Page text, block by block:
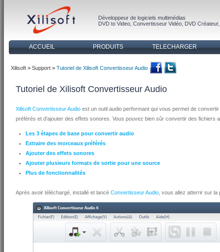
Développeur de logiciels multimédias
DVD to Video Convertisseur Vidéo DVD Créateur
ACCUEIL PRODUITS TELECHARGER
Xilisoft > Support > Tutoriel de Xilisoft Convertisseur Audio
Tutoriel de Xilisoft Convertisseur Audio
Xilisoft Convertisseur Audio est un outil audio performant qui vous permet de
préférés et d'ajouter des effets sonores. Vous pouvez bien sûr convertir des fichiers
Les 3 étapes de base pour convertir audio
Extraire des morceaux préférés
Ajouter des effets sonores
Ajouter plusieurs formats de sortie pour une source
Plus de fonctionnalités
Après avoir téléchargé, installé et lancé Convertisseur Audio , vous allez atterrir sur